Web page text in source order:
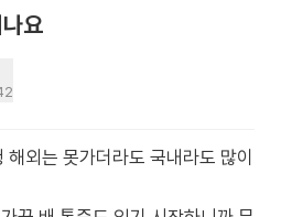
요
외는 못가더라도 국내라도 많이